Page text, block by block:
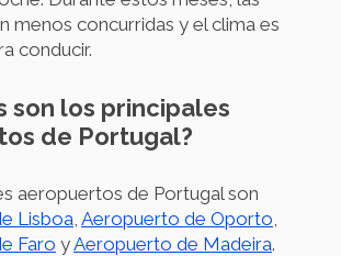
menos concurridas y el clima es
conducir.
son los principales
de Portugal?
aeropuertos de Portugal son
Lisboa Aeropuerto de Oporto
Faro yAeropuerto de Madeira.